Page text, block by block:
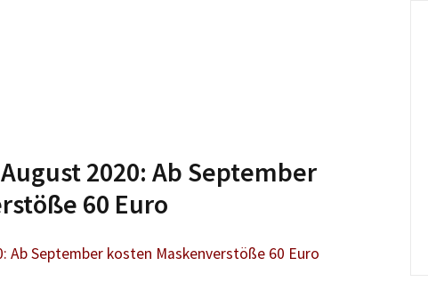
2020: Ab September
60 Euro
Ab September kosten Maskenverstöße 60 Euro